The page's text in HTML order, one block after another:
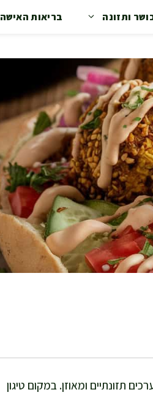
ותזונה בריאות האישה
תזונתיים ומאוזן. במקום טיגון